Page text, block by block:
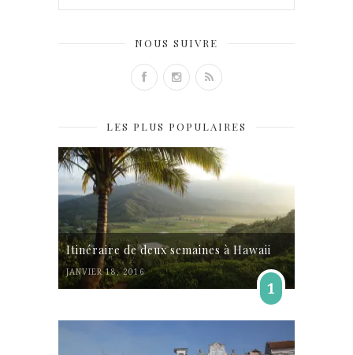
NOUS SUIVRE
LES PLUS POPULAIRES
Itinéraire de deux semaines à Hawaii
JANVIER 18, 2016
1